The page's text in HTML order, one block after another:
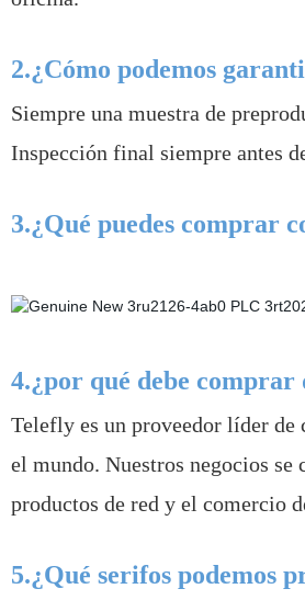
2.¿Cómo podemos
Siempre una muestra de
Inspección final siempre antes
3.¿Qué puedes comprar
4.¿por qué debe comprar
Telefly es un proveedor líder de
el mundo. Nuestros negocios
productos de red y el comercio
5.¿Qué serifos podemos